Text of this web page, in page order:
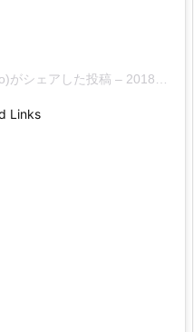
がシェアした投稿 – 2018年 8月月24日午前6時54分PDT
Links